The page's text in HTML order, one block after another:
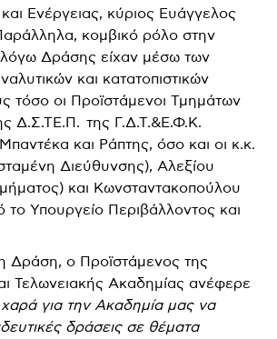
Ενέργειας, κύριος Ευάγγελος
κομβικό ρόλο στην
λόγω Δράσης είχαν μέσω των
και κατατοπιστικών
τόσο οι Προϊστάμενοι Τμημάτων
Δ.Σ.ΤΕ.Π. της Γ.Δ.Τ.&Ε.Φ.Κ.
Μπαντέκα και Ράπτης, όσο και οι κ.κ.
Διεύθυνσης), Αλεξίου
και Κωνσταντακοπούλου
το Υπουργείο Περιβάλλοντος και
Δράση, ο Προϊστάμενος της
Τελωνειακής Ακαδημίας ανέφερε
χαρά για την Ακαδημία μας να
δράσεις σε θέματα